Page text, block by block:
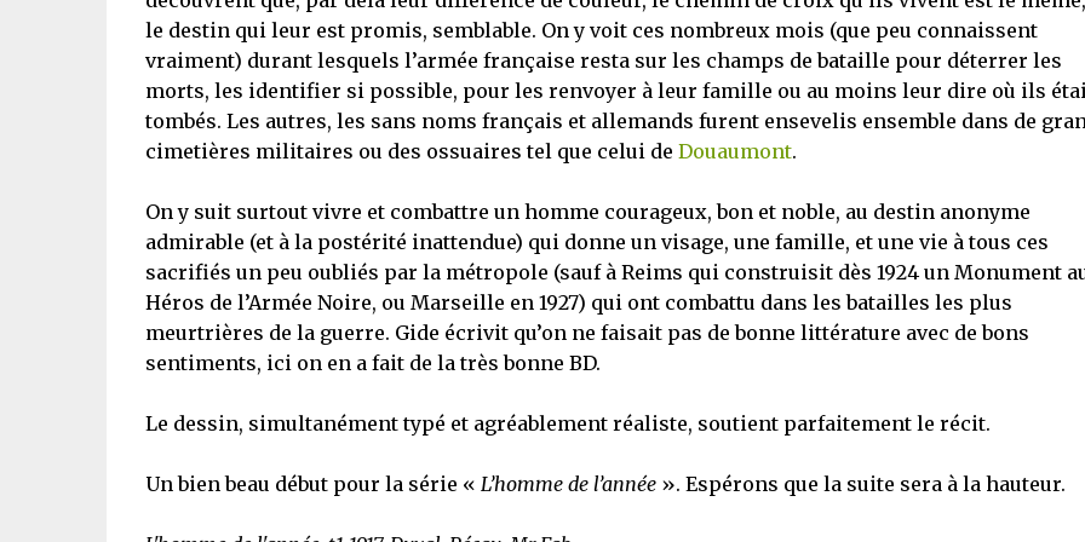
le destin qui leur est promis, semblable. On y voit ces nombreux mois (que peu connaissent
vraiment) durant lesquels l’armée française resta sur les champs de bataille pour déterrer les
morts, les identifier si possible, pour les renvoyer à leur famille ou au moins leur dire où ils
tombés. Les autres, les sans noms français et allemands furent ensevelis ensemble dans de
cimetières militaires ou des ossuaires tel que celui de Douaumont.
On y suit surtout vivre et combattre un homme courageux, bon et noble, au destin anonyme
admirable (et à la postérité inattendue) qui donne un visage, une famille, et une vie à tous ces
sacrifiés un peu oubliés par la métropole (sauf à Reims qui construisit dès 1924 un Monument
Héros de l’Armée Noire, ou Marseille en 1927) qui ont combattu dans les batailles les plus
meurtrières de la guerre. Gide écrivit qu’on ne faisait pas de bonne littérature avec de bons
sentiments, ici on en a fait de la très bonne BD.
Le dessin, simultanément typé et agréablement réaliste, soutient parfaitement le récit.
Un bien beau début pour la série « L’homme de l’année». Espérons que la suite sera à la hauteur.